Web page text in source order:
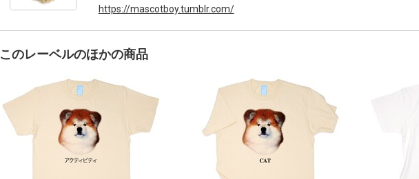
https://mascotboy.tumblr.com/
このレーベルのほかの商品